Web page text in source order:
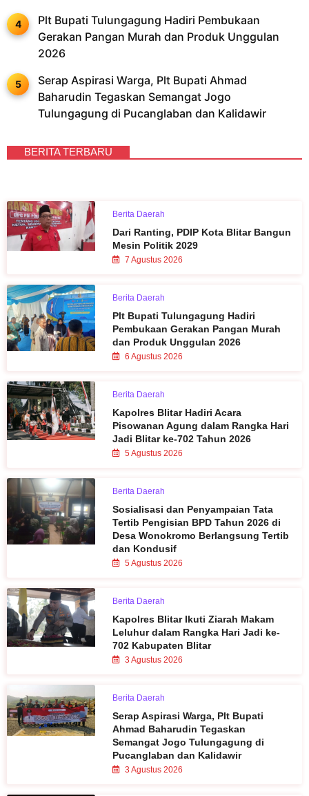
Plt Bupati Tulungagung Hadiri Pembukaan
Gerakan Pangan Murah dan Produk Unggulan
2026
Serap Aspirasi Warga, Plt Bupati Ahmad
Baharudin Tegaskan Semangat Jogo
Tulungagung di Pucanglaban dan Kalidawir
BERITA TERBARU
Berita Daerah
Dari Ranting, PDIP Kota Blitar Bangun
Mesin Politik 2029
7 Agustus 2026
Berita Daerah
Plt Bupati Tulungagung Hadiri
Pembukaan Gerakan Pangan Murah
dan Produk Unggulan 2026
6 Agustus 2026
Berita Daerah
Kapolres Blitar Hadiri Acara
Pisowanan Agung dalam Rangka Hari
Jadi Blitar ke-702 Tahun 2026
5 Agustus 2026
Berita Daerah
Sosialisasi dan Penyampaian Tata
Tertib Pengisian BPD Tahun 2026 di
Desa Wonokromo Berlangsung Tertib
dan Kondusif
5 Agustus 2026
Berita Daerah
Kapolres Blitar Ikuti Ziarah Makam
Leluhur dalam Rangka Hari Jadi ke-
702 Kabupaten Blitar
3 Agustus 2026
Berita Daerah
Serap Aspirasi Warga, Plt Bupati
Ahmad Baharudin Tegaskan
Semangat Jogo Tulungagung di
Pucanglaban dan Kalidawir
3 Agustus 2026